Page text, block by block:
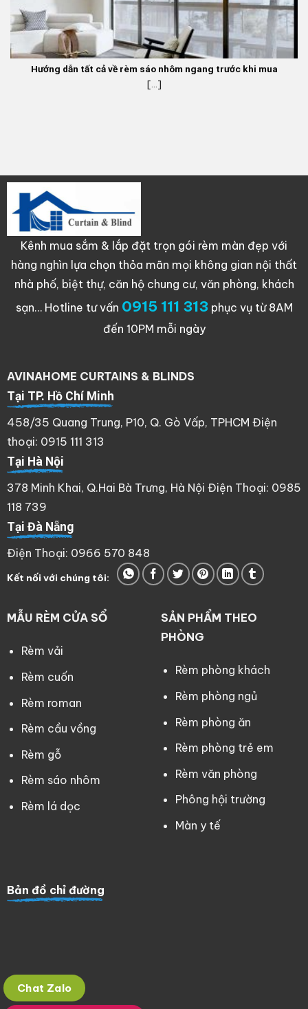
Hướng dẫn tất cả về rèm sáo nhôm ngang trước khi mua
[...]
Kênh mua sắm & lắp đặt trọn gói rèm màn đẹp với
hàng nghìn lựa chọn thỏa mãn mọi không gian nội thất
nhà phố, biệt thự, căn hộ chung cư, văn phòng, khách
sạn… Hotline tư vấn 0915 111 313phục vụ từ 8AM
đến 10PM mỗi ngày
AVINAHOME CURTAINS & BLINDS
Tại TP. Hồ Chí Minh
458/35 Quang Trung, P10, Q. Gò Vấp, TPHCM Điện
thoại: 0915 111 313
Tại Hà Nội
378 Minh Khai, Q.Hai Bà Trưng, Hà Nội Điện Thoại: 0985
118 739
Tại Đà Nẵng
Điện Thoại: 0966 570 848
Kết nối với chúng tôi:
MẪU RÈM CỬA SỔ
Rèm vải
Rèm cuốn
Rèm roman
Rèm cầu vồng
Rèm gỗ
Rèm sáo nhôm
Rèm lá dọc
SẢN PHẨM THEO
PHÒNG
Rèm phòng khách
Rèm phòng ngủ
Rèm phòng ăn
Rèm phòng trẻ em
Rèm văn phòng
Phông hội trường
Màn y tế
Bản đồ chỉ đường
Chat Zalo